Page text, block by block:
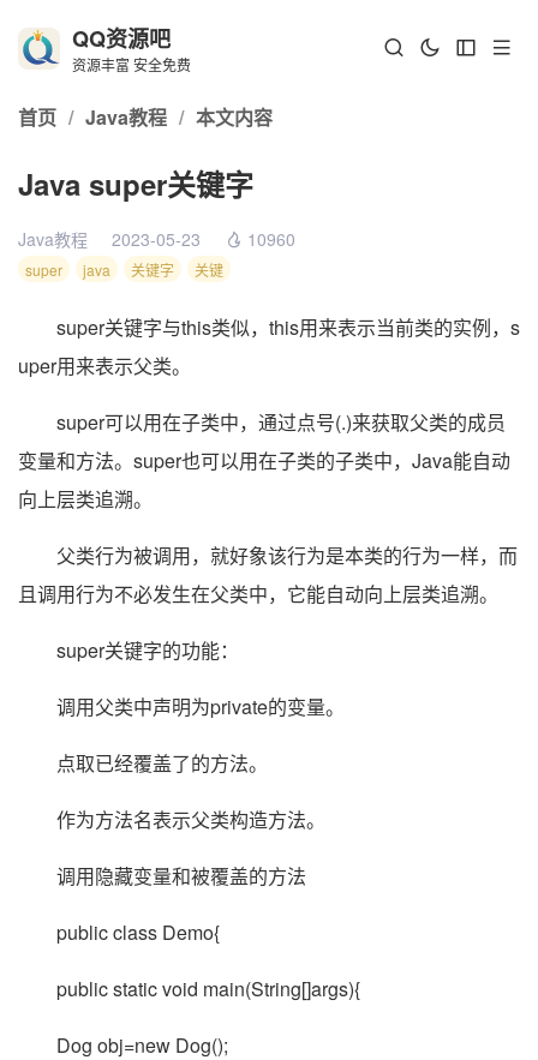
QQ资源吧
资源丰富 安全免费
首页 / Java教程 / 本文内容
Java super关键字
Java教程 2023-05-23 10960
super java 关键字 关键
super关键字与this类似，this用来表示当前类的实例，s
uper用来表示父类。
super可以用在子类中，通过点号(.)来获取父类的成员
变量和方法。super也可以用在子类的子类中，Java能自动
向上层类追溯。
父类行为被调用，就好象该行为是本类的行为一样，而
且调用行为不必发生在父类中，它能自动向上层类追溯。
super关键字的功能：
调用父类中声明为private的变量。
点取已经覆盖了的方法。
作为方法名表示父类构造方法。
调用隐藏变量和被覆盖的方法
public class Demo{
public static void main(String[]args){
Dog obj=new Dog();